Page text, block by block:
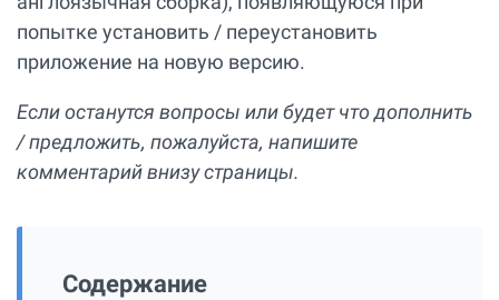
попытке установить / переустановить
приложение на новую версию.
Если останутся вопросы или будет что дополнить
/ предложить, пожалуйста, напишите
комментарий внизу страницы.
Содержание